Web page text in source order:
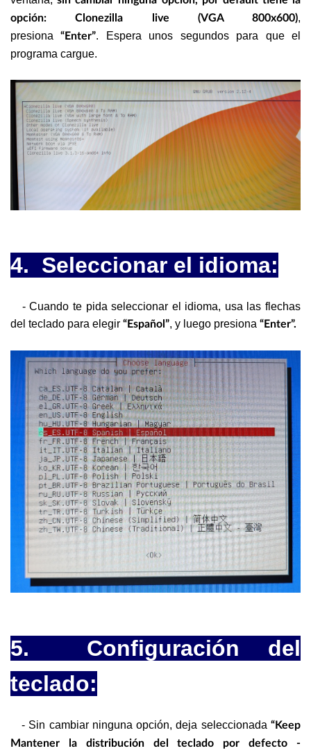
opción:
Clonezilla live (VGA 800x600),
presiona“Enter”. Espera unos segundos para que el
programa cargue.
4. Seleccionar el idioma:
- Cuando te pida seleccionar el idioma, usa las flechas
del teclado para elegir “Español”, y luego presiona “Enter”.
5. Configuración del
teclado:
- Sin cambiar ninguna opción, deja seleccionada “Keep
Mantener la distribución del teclado por defecto -